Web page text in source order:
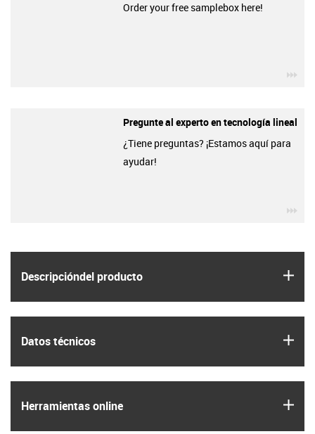
Descripción­del producto
Datos técnicos
Herramientas online
Order your free samplebox here!
Pregunte al experto en tecnología lineal
¿Tiene preguntas? ¡Estamos aquí para
ayudar!